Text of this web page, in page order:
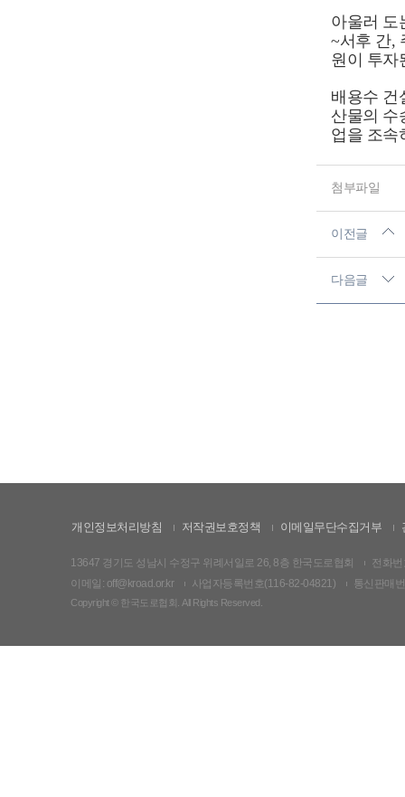
아울러 도
~서후 간,
원이 투자
배용수 건
산물의 수
업을 조속
첨부파일
이전글
다음글
개인정보처리방침 저작권보호정책 이메일무단수집거부
13647 경기도 성남시 수정구 위례서일로 26, 8층 한국도로협회
전화
이메일: off@kroad.or.kr
사업자등록번호(116-82-04821) 통신판매
Copyright © 한국도로협회. All Rights Reserved.